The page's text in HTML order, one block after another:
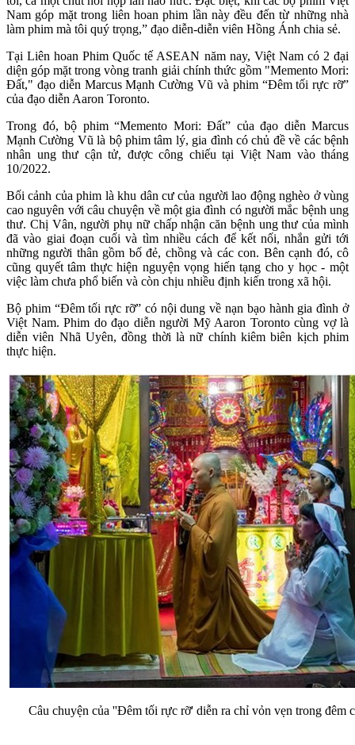
Nam góp mặt trong liên hoan phim lần này đều đến từ những nhà
làm phim mà tôi quý trọng,” đạo diễn-diễn viên Hồng Ánh chia sẻ.
Tại Liên hoan Phim Quốc tế ASEAN năm nay, Việt Nam có 2 đại
diện góp mặt trong vòng tranh giải chính thức gồm "Memento Mori:
Đất," đạo diễn Marcus Mạnh Cường Vũ và phim “Đêm tối rực rỡ”
của đạo diễn Aaron Toronto.
Trong đó, bộ phim “Memento Mori: Đất” của đạo diễn Marcus
Mạnh Cường Vũ là bộ phim tâm lý, gia đình có chủ đề về các bệnh
nhân ung thư cận tử, được công chiếu tại Việt Nam vào tháng
10/2022.
Bối cảnh của phim là khu dân cư của người lao động nghèo ở vùng
cao nguyên với câu chuyện về một gia đình có người mắc bệnh ung
thư. Chị Vân, người phụ nữ chấp nhận căn bệnh ung thư của mình
đã vào giai đoạn cuối và tìm nhiều cách để kết nối, nhắn gửi tới
những người thân gồm bố đẻ, chồng và các con. Bên cạnh đó, cô
cũng quyết tâm thực hiện nguyện vọng hiến tạng cho y học - một
việc làm chưa phổ biến và còn chịu nhiều định kiến trong xã hội.
Bộ phim “Đêm tối rực rỡ” có nội dung về nạn bạo hành gia đình ở
Việt Nam. Phim do đạo diễn người Mỹ Aaron Toronto cùng vợ là
diễn viên Nhã Uyên, đồng thời là nữ chính kiêm biên kịch phim
thực hiện.
Câu chuyện của ''Đêm tối rực rỡ' diễn ra chỉ vỏn vẹn trong đêm